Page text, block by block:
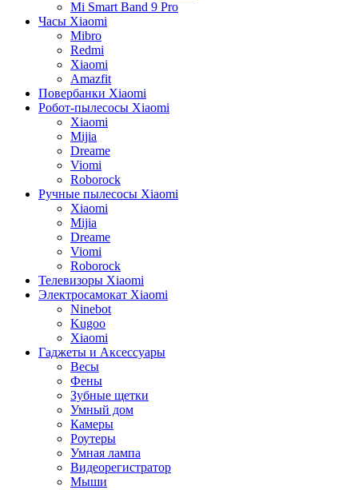
Mi Smart Band 9 Pro
Часы Xiaomi
Mibro
Redmi
Xiaomi
Amazfit
Повербанки Xiaomi
Робот-пылесосы Xiaomi
Xiaomi
Mijia
Dreame
Viomi
Roborock
Ручные пылесосы Xiaomi
Xiaomi
Mijia
Dreame
Viomi
Roborock
Телевизоры Xiaomi
Электросамокат Xiaomi
Ninebot
Kugoo
Xiaomi
Гаджеты и Аксессуары
Весы
Фены
Зубные щетки
Умный дом
Камеры
Роутеры
Умная лампа
Видеорегистратор
Мыши